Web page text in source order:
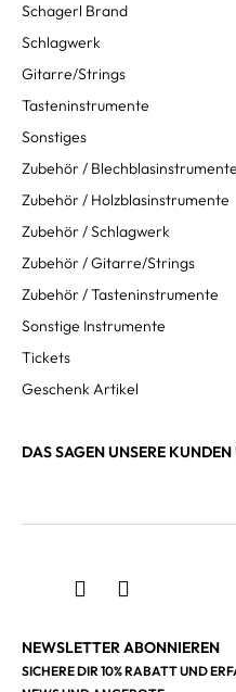
Schagerl Brand
Schlagwerk
Gitarre/Strings
Tasteninstrumente
Sonstiges
Zubehör / Blechblasinstrumente
Zubehör / Holzblasinstrumente
Zubehör / Schlagwerk
Zubehör / Gitarre/Strings
Zubehör / Tasteninstrumente
Sonstige Instrumente
Tickets
Geschenk Artikel
DAS SAGEN UNSERE KUNDEN
NEWSLETTER ABONNIEREN
SICHERE DIR 10% RABATT UND